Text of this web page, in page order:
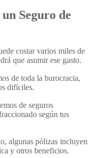
Seguro de
costar varios miles de
que asumir ese gasto.
de toda la burocracia,
difíciles.
de seguros
según tus
algunas pólizas incluyen
y otros beneficios.